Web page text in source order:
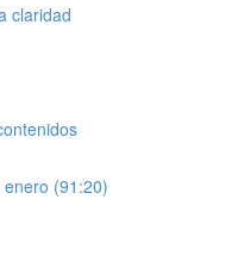
claridad
(91:20)